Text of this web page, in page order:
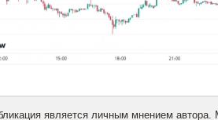
является личным мнением